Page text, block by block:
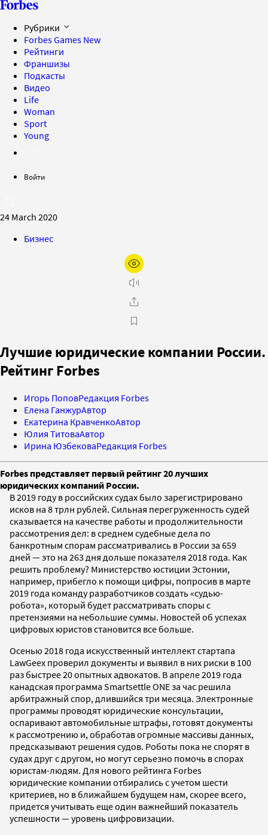
Рубрики
Forbes Games New
Рейтинги
Франшизы
Подкасты
Видео
Life
Woman
Sport
Young
Войти
24 March 2020
Бизнес
Лучшие юридические компании России.
Рейтинг Forbes
Игорь ПоповРедакция Forbes
Елена ГанжурАвтор
Екатерина КравченкоАвтор
Юлия ТитоваАвтор
Ирина ЮзбековаРедакция Forbes
Forbes представляет первый рейтинг 20 лучших
юридических компаний России.
В 2019 году в российских судах было зарегистрировано
исков на 8 трлн рублей. Сильная перегруженность судей
сказывается на качестве работы и продолжительности
рассмотрения дел: в среднем судебные дела по
банкротным спорам рассматривались в России за 659
дней — это на 263 дня дольше показателя 2018 года. Как
решить проблему? Министерство юстиции Эстонии,
например, прибегло к помощи цифры, попросив в марте
2019 года команду разработчиков создать «судью-
робота», который будет рассматривать споры с
претензиями на небольшие суммы. Новостей об успехах
цифровых юристов становится все больше.
Осенью 2018 года искусственный интеллект стартапа
LawGeex проверил документы и выявил в них риски в 100
раз быстрее 20 опытных адвокатов. В апреле 2019 года
канадская программа Smartsettle ONE за час решила
арбитражный спор, длившийся три месяца. Электронные
программы проводят юридические консультации,
оспаривают автомобильные штрафы, готовят документы
к рассмотрению и, обработав огромные массивы данных,
предсказывают решения судов. Роботы пока не спорят в
судах друг с другом, но могут серьезно помочь в спорах
юристам-людям. Для нового рейтинга Forbes
юридические компании отбирались с учетом шести
критериев, но в ближайшем будущем нам, скорее всего,
придется учитывать еще один важнейший показатель
успешности — уровень цифровизации.